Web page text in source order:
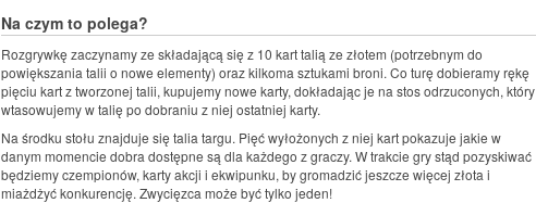
Na czym to polega?
Rozgrywkę zaczynamy ze składającą się z 10 kart talią ze złotem (potrzebnym do
powiększania talii o nowe elementy) oraz kilkoma sztukami broni. Co turę dobieramy rękę
pięciu kart z tworzonej talii, kupujemy nowe karty, dokładając je na stos odrzuconych, który
wtasowujemy w talię po dobraniu z niej ostatniej karty.
Na środku stołu znajduje się talia targu. Pięć wyłożonych z niej kart pokazuje jakie w
danym momencie dobra dostępne są dla każdego z graczy. W trakcie gry stąd pozyskiwać
będziemy czempionów, karty akcji i ekwipunku, by gromadzić jeszcze więcej złota i
miażdżyć konkurencję. Zwycięzca może być tylko jeden!